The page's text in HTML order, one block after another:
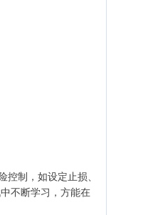
制，如设定止损、
不断学习，方能在